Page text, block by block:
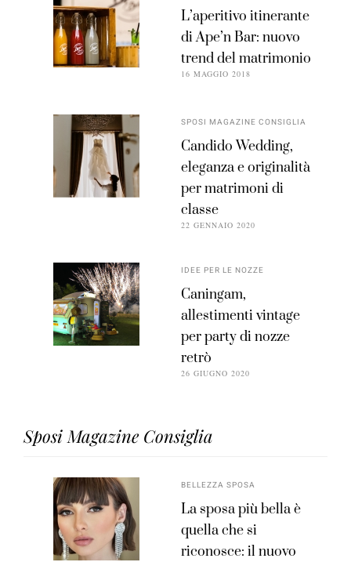
L’aperitivo itinerante
di Ape’n Bar: nuovo
trend del matrimonio
16 MAGGIO 2018
SPOSI MAGAZINE CONSIGLIA
Candido Wedding,
eleganza e originalità
per matrimoni di
classe
22 GENNAIO 2020
IDEE PER LE NOZZE
Caningam,
allestimenti vintage
per party di nozze
retrò
26 GIUGNO 2020
Sposi Magazine Consiglia
BELLEZZA SPOSA
La sposa più bella è
quella che si
riconosce: il nuovo